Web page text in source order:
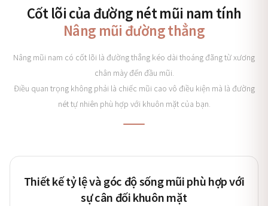
Cốt lõi của đường nét mũi nam tính
Nâng mũi đường thẳng
Nâng mũi nam có cốt lõi là đường thẳng kéo dài thoáng đãng từ xương
chân mày đến đầu mũi.
Điều quan trọng không phải là chiếc mũi cao vô điều kiện mà là đường
nét tự nhiên phù hợp với khuôn mặt của bạn.
Thiết kế tỷ lệ và góc độ sống mũi phù hợp với
sự cân đối khuôn mặt